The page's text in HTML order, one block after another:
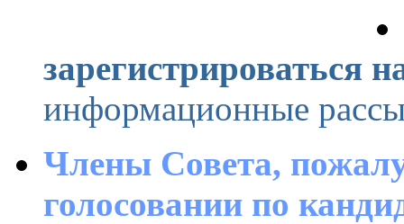
зарегистрироваться
информационные
Члены Совета,
голосовании по